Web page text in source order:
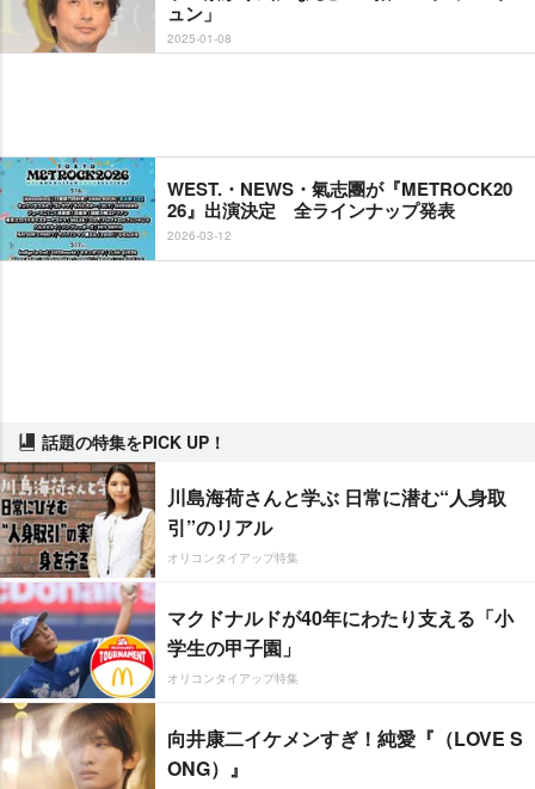
ュン」
2025-01-08
WEST.・NEWS・氣志團が『METROCK20
26』出演決定 全ラインナップ発表
2026-03-12
話題の特集をPICK UP！
川島海荷さんと学ぶ 日常に潜む“人身取
引”のリアル
オリコンタイアップ特集
マクドナルドが40年にわたり支える「小
学生の甲子園」
オリコンタイアップ特集
向井康二イケメンすぎ！純愛『（LOVE S
ONG）』